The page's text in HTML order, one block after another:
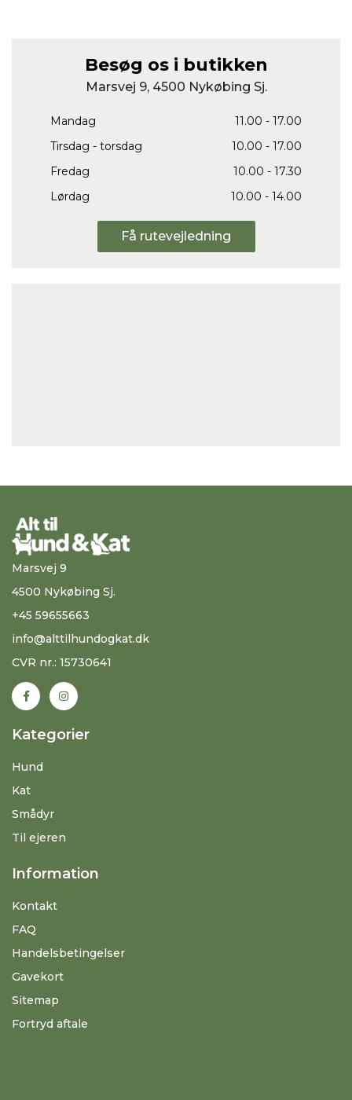
Besøg os i butikken
Marsvej 9, 4500 Nykøbing Sj.
Mandag
11.00 - 17.00
Tirsdag - torsdag
10.00 - 17.00
Fredag
10.00 - 17.30
Lørdag
10.00 - 14.00
Få rutevejledning
Marsvej 9
4500 Nykøbing Sj.
+45 59655663
info@alttilhundogkat.dk
CVR nr.: 15730641
Kategorier
Hund
Kat
Smådyr
Til ejeren
Information
Kontakt
FAQ
Handelsbetingelser
Gavekort
Sitemap
Fortryd aftale